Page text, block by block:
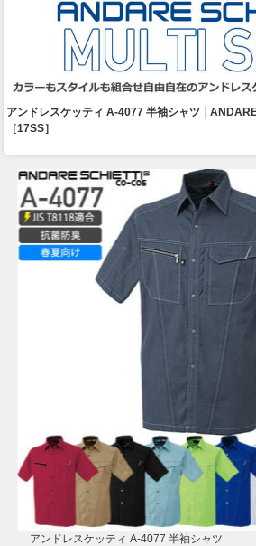
アンドレスケッティ A-4077 半袖シャツ
［17SS］
アンドレスケッティ A-4077 半袖シャツ